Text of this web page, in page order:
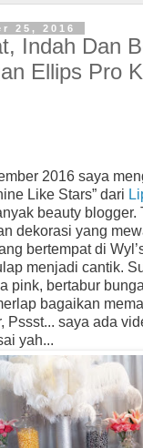
25, 2016
Indah Dan
Ellips Pro
2016 saya
Like Stars” dari
beauty blogger.
dekorasi yang
bertempat di
menjadi cantik.
pink, bertabur
bagaikan
Pssst... saya ada
yah...